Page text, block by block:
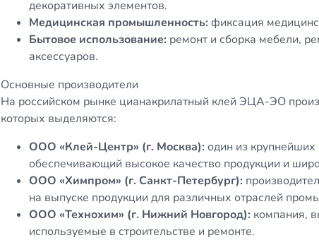
декоративных элементов.
Медицинская промышленность: фиксация
Бытовое использование: ремонт и сборка мебели,
аксессуаров.
Основные производители
На российском рынке цианакрилатный клей ЭЦА-ЭО
которых выделяются:
ООО «Клей-Центр» (г. Москва): один из
обеспечивающий высокое качество продукции и
ООО «Химпром» (г. Санкт-Петербург):
на выпуске продукции для различных отраслей
ООО «Технохим» (г. Нижний Новгород): компания,
используемые в строительстве и ремонте.